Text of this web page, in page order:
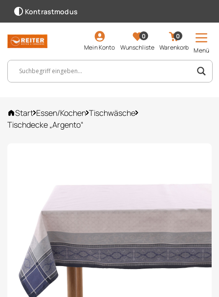
Kontrastmodus
Mein Konto
0
Wunschliste
0
Warenkorb
Menü
Suchbegriff, Artikelnummer ...
Start Essen/Kochen Tischwäsche
Tischdecke „Argento“